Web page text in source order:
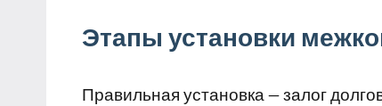
Этапы установки
Правильная установка — залог